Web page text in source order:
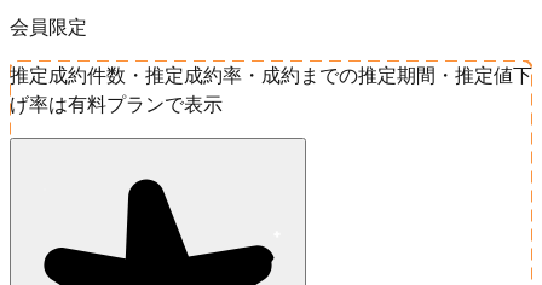
会員限定
推定成約件数・推定成約率・成約までの推定期間・推定値下
げ率は有料プランで表示